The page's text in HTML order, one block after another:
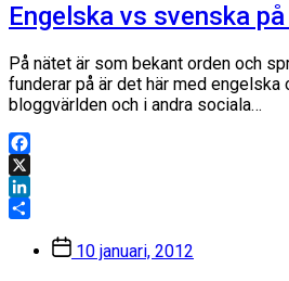
Engelska vs svenska
På nätet är som bekant orden och
funderar på är det här med engelska
bloggvärlden och i andra sociala…
Facebook
X
LinkedIn
Inläggsdatum
10 januari, 2012